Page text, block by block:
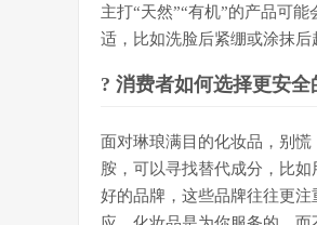
主打“天然”“有机”的产品可
适，比如洗脸后紧绷或涂抹后
? 消费者如何选择更安全
面对琳琅满目的化妆品，别
胺，可以寻找替代成分，比
好的品牌，这些品牌往往更